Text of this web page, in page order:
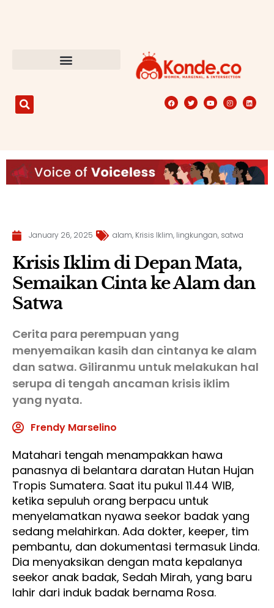
January 26, 2025 alam, Krisis Iklim, lingkungan, satwa
Krisis Iklim di Depan Mata,
Semaikan Cinta ke Alam dan
Satwa
Cerita para perempuan yang
menyemaikan kasih dan cintanya ke alam
dan satwa. Giliranmu untuk melakukan hal
serupa di tengah ancaman krisis iklim
yang nyata.
Frendy Marselino
Matahari tengah menampakkan hawa
panasnya di belantara daratan Hutan Hujan
Tropis Sumatera. Saat itu pukul 11.44 WIB,
ketika sepuluh orang berpacu untuk
menyelamatkan nyawa seekor badak yang
sedang melahirkan. Ada dokter, keeper, tim
pembantu, dan dokumentasi termasuk Linda.
Dia menyaksikan dengan mata kepalanya
seekor anak badak, Sedah Mirah, yang baru
lahir dari induk badak bernama Rosa.